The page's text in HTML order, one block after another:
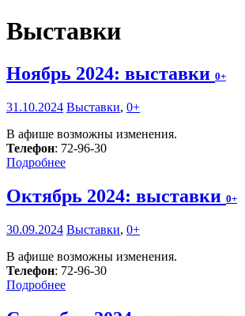
Выставки
Ноябрь 2024: выставки 0+
31.10.2024 Выставки, 0+
В афише возможны изменения.
Телефон: 72-96-30
Подробнее
Октябрь 2024: выставки 0+
30.09.2024 Выставки, 0+
В афише возможны изменения.
Телефон: 72-96-30
Подробнее